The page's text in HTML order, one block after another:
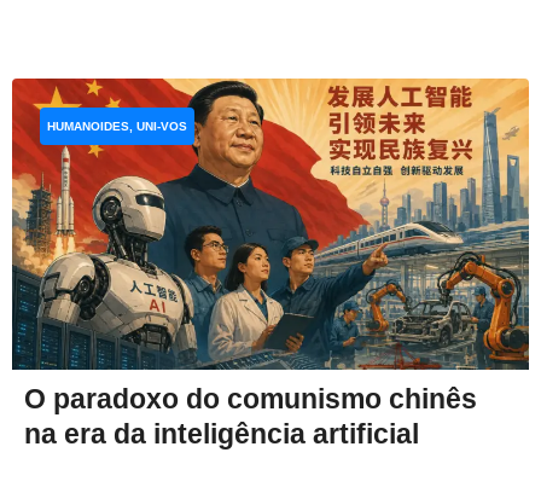
O paradoxo do comunismo chinês
na era da inteligência artificial
HUMANOIDES, UNI-VOS